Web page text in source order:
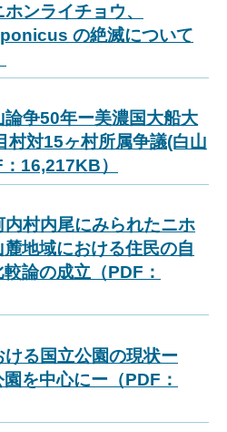
ンライチョウ、
の絶滅について
論争50年ー美濃国大船大
村対15ヶ村所属争議(白山
16,217KB）
村内尾にみられたニホ
地域における住民の自
論の成立（PDF：
ける国立公園の現状ー
を中心にー（PDF：